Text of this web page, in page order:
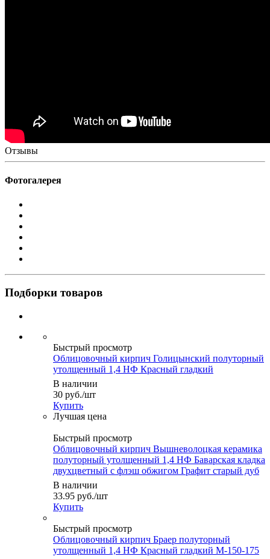
Отзывы
Фотогалерея
Подборки товаров
Быстрый просмотр
Облицовочный кирпич Голицынский полуторный
утолщенный 1,4 НФ Красный гладкий
В наличии
30 руб./шт
Купить
Быстрый просмотр
Облицовочный кирпич Вышневолоцкая керамика
полуторный утолщенный 1,4 НФ Баварская кладка
двухцветный с флэш обжигом Графит старый дуб
В наличии
33.95 руб./шт
Купить
Быстрый просмотр
Облицовочный кирпич Браер полуторный
утолщенный 1,4 НФ Красный гладкий М-150-175